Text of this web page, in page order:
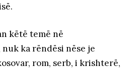
këtë temë në
ka rëndësi nëse je
rom, serb, i krishterë,